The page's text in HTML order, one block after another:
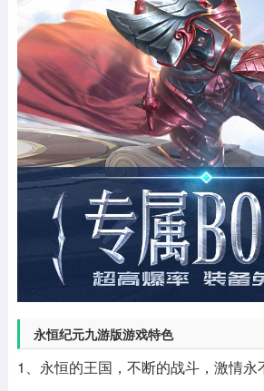
永恒纪元九游版游戏特色
1、永恒的王国，不断的战斗，激情永